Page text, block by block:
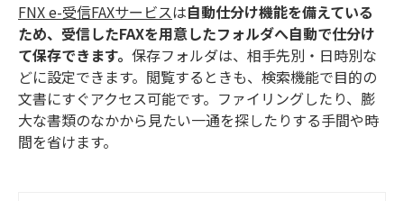
FNX e-受信FAXサービスは自動仕分け機能を備えている
ため、受信したFAXを用意したフォルダへ自動で仕分け
て保存できます。 保存フォルダは、相手先別・日時別な
どに設定できます。閲覧するときも、検索機能で目的の
文書にすぐアクセス可能です。ファイリングしたり、膨
大な書類のなかから見たい一通を探したりする手間や時
間を省けます。